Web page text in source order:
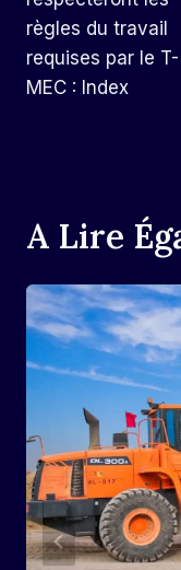
L’article
règles du travail
requises par le T-
MEC : Index
A Lire